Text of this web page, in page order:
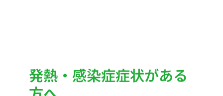
発熱・感染症症状がある